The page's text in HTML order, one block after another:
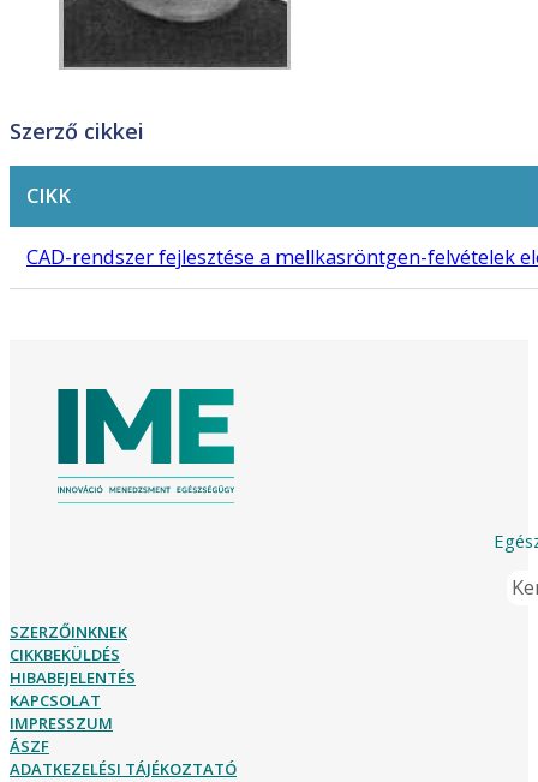
Szerző cikkei
CIKK
CAD-rendszer fejlesztése a mellkasröntgen-felvételek
SZERZŐINKNEK
CIKKBEKÜLDÉS
HIBABEJELENTÉS
KAPCSOLAT
IMPRESSZUM
ÁSZF
ADATKEZELÉSI TÁJÉKOZTATÓ